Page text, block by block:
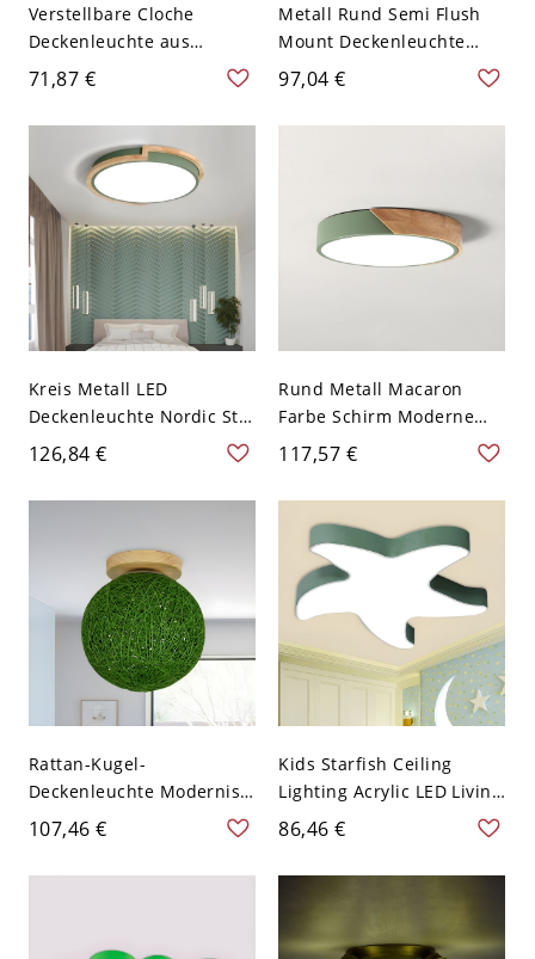
Verstellbare Cloche
Deckenleuchte aus
nordischem Metall mit 1
Glühbirne und Griff in
Grün für den Flur
71,87 €
Metall Rund Semi Flush
Mount Deckenleuchte
Nordic Style Schlafzimmer
Semi Flush Mount
Deckenleuchte - Grün
97,04 €
Kreis Metall LED
Deckenleuchte Nordic Stil
Holz LED Einbau-Leuchte -
110V-120V Grün 30,48 cm
126,84 €
Rund Metall Macaron
Farbe Schirm Moderne
Deckenlampe Holz
Gehäuse LED 1-Licht
Deckenleuchte - Grün
110V-120V 30,48 cm
117,57 €
Rattan-Kugel-
Deckenleuchte Modernist
1-Licht grün für
Badezimmer mit Holz-
Canopy, 6" Dia
107,46 €
Kids Starfish Ceiling
Lighting Acrylic LED Living
Room Flushmount - Grün
110V-120V 40,64 cm
Weißlicht
86,46 €